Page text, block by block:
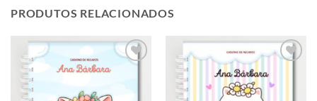
PRODUTOS RELACIONADOS
Adicionar
Adicionar
a lista de
desejos